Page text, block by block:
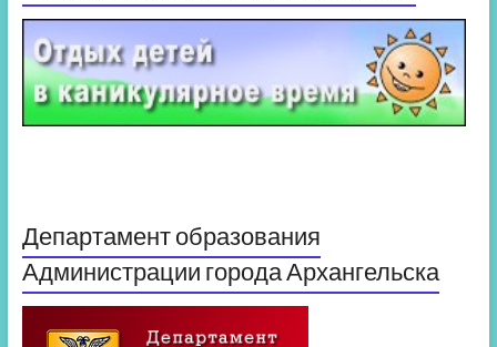
Департамент образования
Администрации города Архангельска